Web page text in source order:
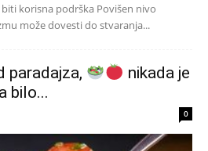
korisna podrška Povišen nivo
može dovesti do stvaranja...
paradajza,
nikada je
bilo...
0